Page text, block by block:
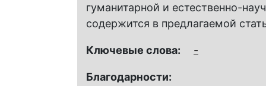
гуманитарной и естественно-
содержится в предлагаемой
Ключевые слова: -
Благодарности: